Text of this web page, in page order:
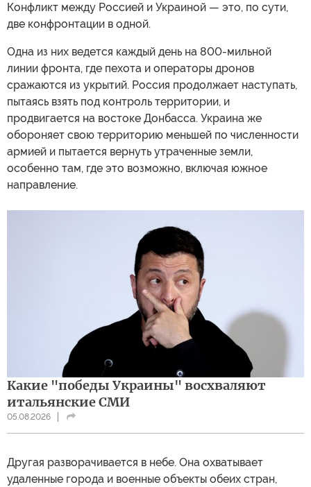
Конфликт между Россией и Украиной — это, по сути,
две конфронтации в одной.
Одна из них ведется каждый день на 800-мильной
линии фронта, где пехота и операторы дронов
сражаются из укрытий. Россия продолжает наступать,
пытаясь взять под контроль территории, и
продвигается на востоке Донбасса. Украина же
обороняет свою территорию меньшей по численности
армией и пытается вернуть утраченные земли,
особенно там, где это возможно, включая южное
направление.
Какие "победы Украины" восхваляют
итальянские СМИ
05.08.2026
Другая разворачивается в небе. Она охватывает
удаленные города и военные объекты обеих стран,